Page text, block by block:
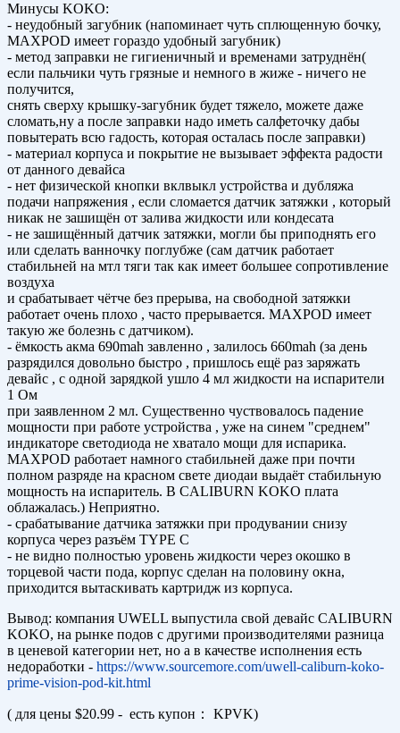
Минусы KOKO:
- неудобный загубник (напоминает чуть сплющенную бочку,
MAXPOD имеет гораздо удобный загубник)
- метод заправки не гигиеничный и временами затруднён(
если пальчики чуть грязные и немного в жиже - ничего не
получится,
снять сверху крышку-загубник будет тяжело, можете даже
сломать,ну а после заправки надо иметь салфеточку дабы
повытерать всю гадость, которая осталась после заправки)
- материал корпуса и покрытие не вызывает эффекта радости
от данного девайса
- нет физической кнопки вклвыкл устройства и дубляжа
подачи напряжения , если сломается датчик затяжки , который
никак не зашищён от залива жидкости или кондесата
- не зашищённый датчик затяжки, могли бы приподнять его
или сделать ванночку поглубже (сам датчик работает
стабильней на мтл тяги так как имеет большее сопротивление
воздуха
и срабатывает чётче без прерыва, на свободной затяжки
работает очень плохо , часто прерывается. MAXPOD имеет
такую же болезнь с датчиком).
- ёмкость акма 690mah завленно , залилось 660mah (за день
разрядился довольно быстро , пришлось ещё раз заряжать
девайс , с одной зарядкой ушло 4 мл жидкости на испарители
1 Ом
при заявленном 2 мл. Существенно чуствовалось падение
мощности при работе устройства , уже на синем "среднем"
индикаторе светодиода не хватало мощи для испарика.
MAXPOD работает намного стабильней даже при почти
полном разряде на красном свете диодаи выдаёт стабильную
мощность на испаритель. В CALIBURN KOKO плата
облажалась.) Неприятно.
- срабатывание датчика затяжки при продувании снизу
корпуса через разъём TYPE C
- не видно полностью уровень жидкости через окошко в
торцевой части пода, корпус сделан на половину окна,
приходится вытаскивать картридж из корпуса.
Вывод: компания UWELL выпустила свой девайс CALIBURN
KOKO, на рынке подов с другими производителями разница
в ценевой категории нет, но а в качестве исполнения есть
недоработки - https://www.sourcemore.com/uwell-caliburn-koko-
prime-vision-pod-kit.html
( для цены $20.99 - есть купон： KPVK)